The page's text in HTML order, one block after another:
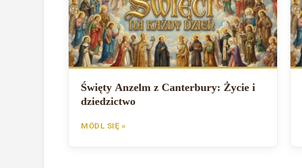
Święty Anzelm z Canterbury: Życie i
dziedzictwo
MÓDL SIĘ »